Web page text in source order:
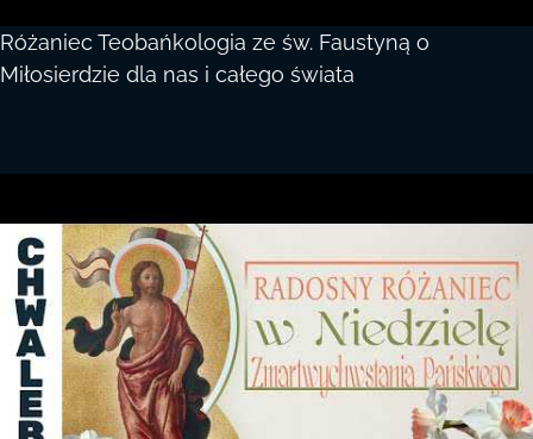
Różaniec Teobańkologia ze św. Faustyną o
Miłosierdzie dla nas i całego świata